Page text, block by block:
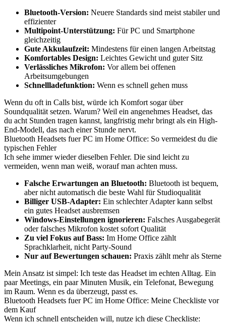
Bluetooth-Version: Neuere Standards sind meist stabiler und
effizienter
Multipoint-Unterstützung: Für PC und Smartphone
gleichzeitig
Gute Akkulaufzeit: Mindestens für einen langen Arbeitstag
Komfortables Design: Leichtes Gewicht und guter Sitz
Verlässliches Mikrofon: Vor allem bei offenen
Arbeitsumgebungen
Schnellladefunktion: Wenn es schnell gehen muss
Wenn du oft in Calls bist, würde ich Komfort sogar über
Soundqualität setzen. Warum? Weil ein angenehmes Headset, das
du acht Stunden tragen kannst, langfristig mehr bringt als ein High-
End-Modell, das nach einer Stunde nervt.
Bluetooth Headsets fuer PC im Home Office: So vermeidest du die
typischen Fehler
Ich sehe immer wieder dieselben Fehler. Die sind leicht zu
vermeiden, wenn man weiß, worauf man achten muss.
Falsche Erwartungen an Bluetooth: Bluetooth ist bequem,
aber nicht automatisch die beste Wahl für Studioqualität
Billiger USB-Adapter: Ein schlechter Adapter kann selbst
ein gutes Headset ausbremsen
Windows-Einstellungen ignorieren: Falsches Ausgabegerät
oder falsches Mikrofon kostet sofort Qualität
Zu viel Fokus auf Bass: Im Home Office zählt
Sprachklarheit, nicht Party-Sound
Nur auf Bewertungen schauen: Praxis zählt mehr als Sterne
Mein Ansatz ist simpel: Ich teste das Headset im echten Alltag. Ein
paar Meetings, ein paar Minuten Musik, ein Telefonat, Bewegung
im Raum. Wenn es da überzeugt, passt es.
Bluetooth Headsets fuer PC im Home Office: Meine Checkliste vor
dem Kauf
Wenn ich schnell entscheiden will, nutze ich diese Checkliste: